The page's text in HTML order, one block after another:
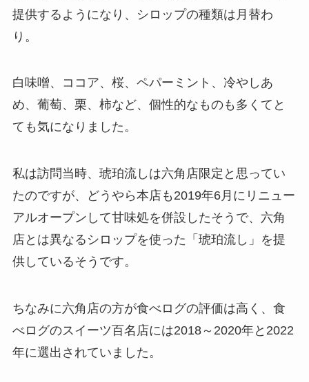
提供するようになり、シロップの種類は月替わ
り。
白味噌、ココア、桜、ペパーミント、冷やしあ
め、葡萄、栗、柿など、個性的なものも多くてと
ても気になりました。
私は訪問当時、琥珀流しは六角店限定と思ってい
たのですが、どうやら本店も2019年6月にリニュー
アルオープンして甘味処を併設したそうで、六角
店とは異なるシロップを使った「琥珀流し」を提
供しているそうです。
ちなみに六角店の方が食べログの評価は高く、食
べログのスイーツ百名店には2018～2020年と2022
年に選出されていました。